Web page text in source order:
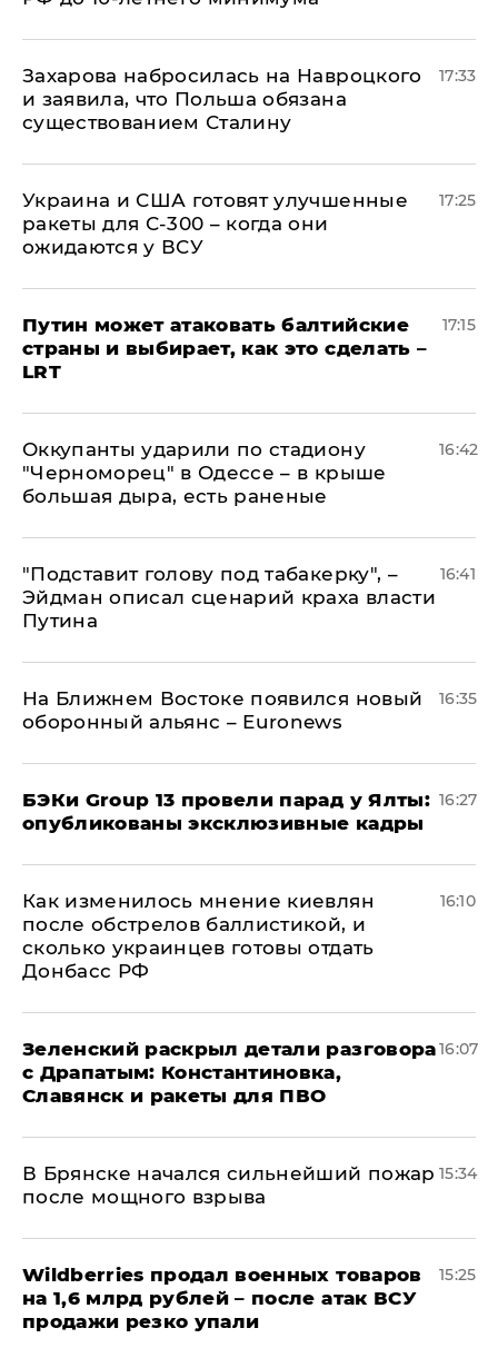
​Захарова набросилась на Навроцкого
и заявила, что Польша обязана
существованием Сталину
17:33
Украина и США готовят улучшенные
ракеты для С-300 – когда они
ожидаются у ВСУ
17:25
Путин может атаковать балтийские
страны и выбирает, как это сделать –
LRT
17:15
Оккупанты ударили по стадиону
"Черноморец" в Одессе – в крыше
большая дыра, есть раненые
16:42
​"Подставит голову под табакерку", –
Эйдман описал сценарий краха власти
Путина
16:41
На Ближнем Востоке появился новый
оборонный альянс – Euronews
16:35
​БЭКи Group 13 провели парад у Ялты:
опубликованы эксклюзивные кадры
16:27
Как изменилось мнение киевлян
после обстрелов баллистикой, и
сколько украинцев готовы отдать
Донбасс РФ
16:10
​Зеленский раскрыл детали разговора
с Драпатым: Константиновка,
Славянск и ракеты для ПВО
16:07
В Брянске начался сильнейший пожар
после мощного взрыва
15:34
​Wildberries продал военных товаров
на 1,6 млрд рублей – после атак ВСУ
продажи резко упали
15:25